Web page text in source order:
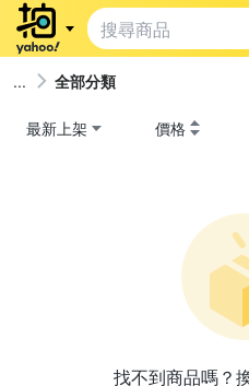
全部分類
最新上架 價格
找不到商品嗎？